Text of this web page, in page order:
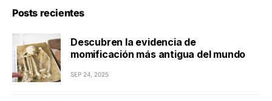
Posts recientes
Descubren la evidencia de
momificación más antigua del mundo
SEP 24, 2025